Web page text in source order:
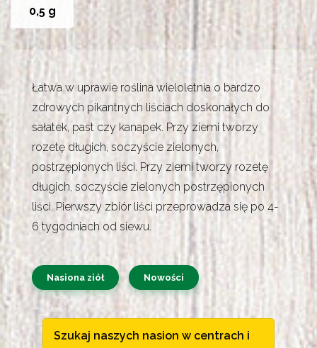
0,5 g
Łatwa w uprawie roślina wieloletnia o bardzo
zdrowych pikantnych liściach doskonałych do
sałatek, past czy kanapek. Przy ziemi tworzy
rozetę długich, soczyście zielonych,
postrzępionych liści. Przy ziemi tworzy rozetę
długich, soczyście zielonych postrzępionych
liści. Pierwszy zbiór liści przeprowadza się po 4-
6 tygodniach od siewu.
Nasiona ziół Nowości
Szukaj naszych nasion w centrach i